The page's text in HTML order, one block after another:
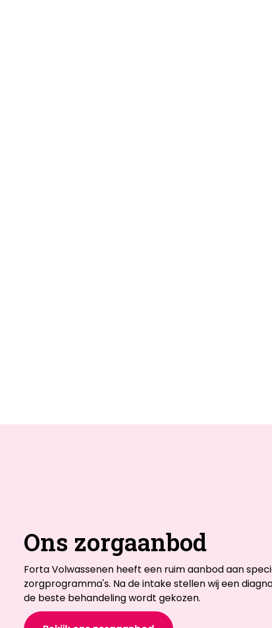
Ons zorgaanbod
Forta Volwassenen heeft een ruim aanbod aan
zorgprogramma's. Na de intake stellen wij een
de beste behandeling wordt gekozen.